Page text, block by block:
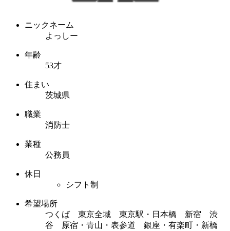
ニックネーム
よっしー
年齢
53才
住まい
茨城県
職業
消防士
業種
公務員
休日
シフト制
希望場所
つくば 東京全域 東京駅・日本橋 新宿 渋
谷 原宿・青山・表参道 銀座・有楽町・新橋